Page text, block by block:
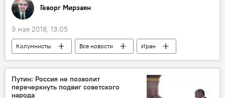
Великая Отечественная война (1941-1945)
Новости Душанбе
Геворг Мирзаян
9 мая 2018, 13:05
Колумнисты Все новости
Иран
США
Дональд Трамп
Путин: Россия не позволит
перечеркнуть подвиг советского
народа